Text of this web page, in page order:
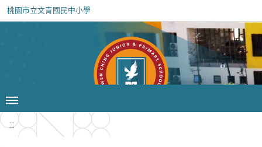
桃園市立文青國民中小學
:::